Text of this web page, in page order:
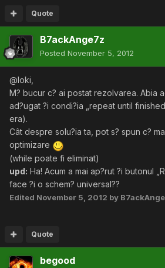
Quote
B7ackAnge7z
Posted November 5, 2012
@loki,
M? bucur c? ai postat rezolvarea. Abia
ad?ugat ?i condi?ia „repeat until
era).
Cât despre solu?ia ta, pot s? spun c?
optimizare
(while poate fi eliminat)
upd: Ha! Acum a mai ap?rut ?i butonul
face ?i o schem? universal??
Edited November 5, 2012 by
Quote
begood